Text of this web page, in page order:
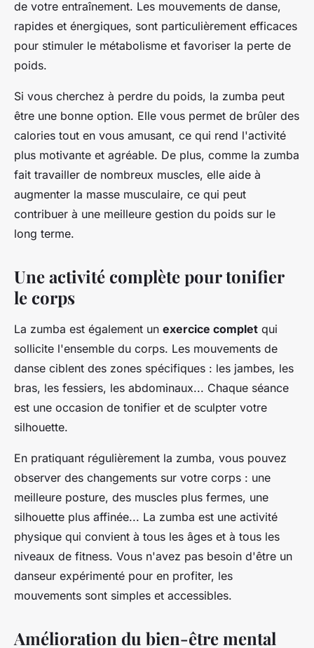
de votre entraînement. Les mouvements de danse,
rapides et énergiques, sont particulièrement efficaces
pour stimuler le métabolisme et favoriser la perte de
poids.
Si vous cherchez à perdre du poids, la zumba peut
être une bonne option. Elle vous permet de brûler des
calories tout en vous amusant, ce qui rend l'activité
plus motivante et agréable. De plus, comme la zumba
fait travailler de nombreux muscles, elle aide à
augmenter la masse musculaire, ce qui peut
contribuer à une meilleure gestion du poids sur le
long terme.
Une activité complète pour tonifier
le corps
La zumba est également un exercice complet qui
sollicite l'ensemble du corps. Les mouvements de
danse ciblent des zones spécifiques : les jambes, les
bras, les fessiers, les abdominaux... Chaque séance
est une occasion de tonifier et de sculpter votre
silhouette.
En pratiquant régulièrement la zumba, vous pouvez
observer des changements sur votre corps : une
meilleure posture, des muscles plus fermes, une
silhouette plus affinée... La zumba est une activité
physique qui convient à tous les âges et à tous les
niveaux de fitness. Vous n'avez pas besoin d'être un
danseur expérimenté pour en profiter, les
mouvements sont simples et accessibles.
Amélioration du bien-être mental